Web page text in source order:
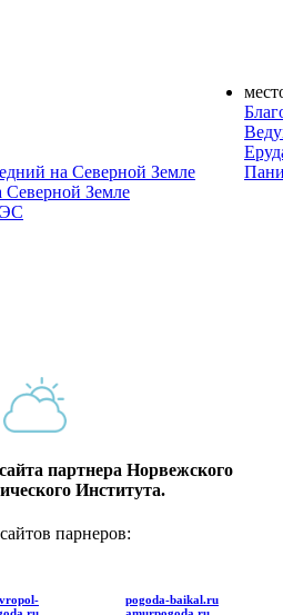
на Северной Земле
Земле
партнера Норвежского
Института.
парнеров:
pogoda-baikal.ru